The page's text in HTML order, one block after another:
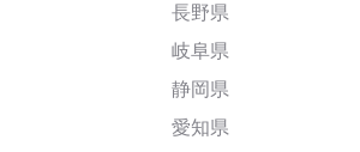
長野県
岐阜県
静岡県
愛知県